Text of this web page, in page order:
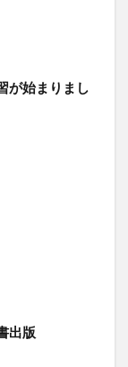
が始まりまし
出版